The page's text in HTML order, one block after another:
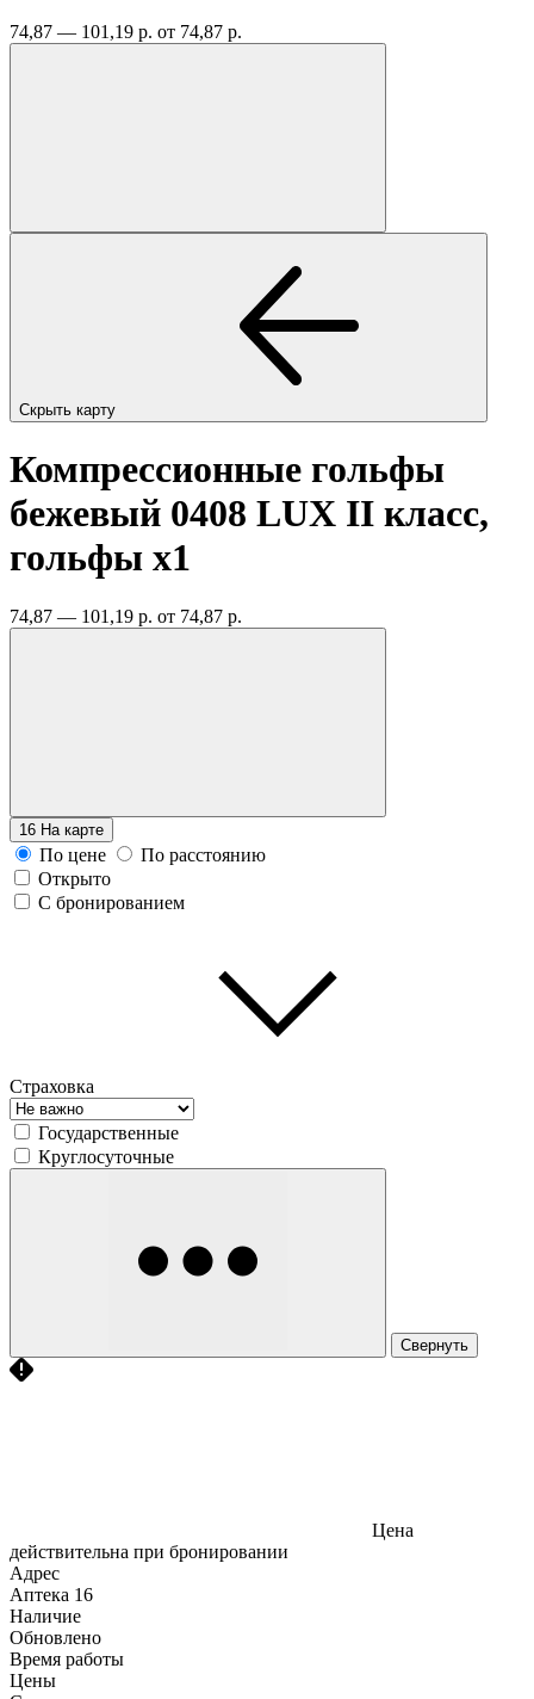
74,87 — 101,19 р. от 74,87 р.
Скрыть карту
Компрессионные гольфы
бежевый 0408 LUX II класс,
гольфы x1
74,87 — 101,19 р. от 74,87 р.
16 На карте
По цене
По расстоянию
Открыто
С бронированием
Страховка
Государственные
Круглосуточные
Свернуть
Цена
действительна при бронировании
Адрес
Аптека 16
Наличие
Обновлено
Время работы
Цены